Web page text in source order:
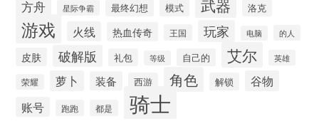
方舟 星际争霸 最终幻想 模式 武器 洛克
游戏 火线 热血传奇 王国 玩家 电脑 的人
皮肤 破解版 礼包 等级 自己的 艾尔 英雄
荣耀 萝卜 装备 西游 角色 解锁 谷物
账号 跑跑 都是 骑士